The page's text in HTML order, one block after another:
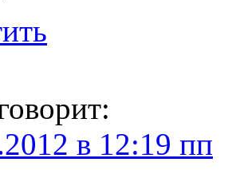
в 12:19 пп